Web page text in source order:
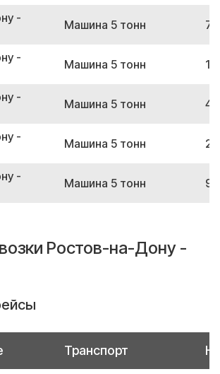
-
Машина 5 тонн
-
Машина 5 тонн
-
Машина 5 тонн
-
Машина 5 тонн
-
Машина 5 тонн
Ростов-на-Дону -
Транспорт